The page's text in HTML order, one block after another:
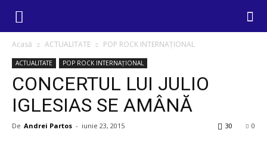
Acasă ACTUALITATE POP ROCK INTERNAȚIONAL
ACTUALITATE POP ROCK INTERNAȚIONAL
CONCERTUL LUI JULIO
IGLESIAS SE AMÂNĂ
De Andrei Partos - iunie 23, 2015 0
30